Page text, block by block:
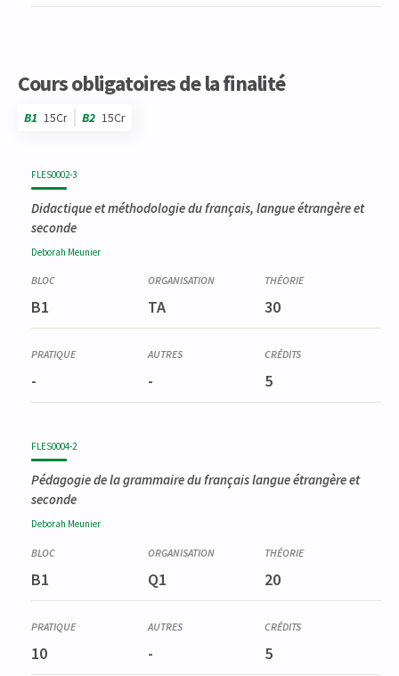
Cours obligatoires de la finalité
B1 15Cr B2 15Cr
FLES0002-3
Didactique et méthodologie du français, langue étrangère et
seconde
Deborah Meunier
B1 TA 30
- - 5
FLES0004-2
Pédagogie de la grammaire du français langue étrangère et
seconde
Deborah Meunier
B1 Q1 20
10 - 5